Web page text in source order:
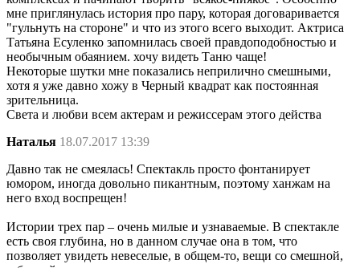
мне приглянулась история про пару, которая договаривается
"гульнуть на стороне" и что из этого всего выходит. Актриса
Татьяна Есуленко запомнилась своей правдоподобностью и
необычным обаянием. хочу видеть Таню чаще!
Некоторые шутки мне показались неприлично смешными,
хотя я уже давно хожу в Черный квадрат как постоянная
зрительница.
Света и любви всем актерам и режиссерам этого действа
Наталья 18.07.2017 13:39
Давно так не смеялась! Спектакль просто фонтанирует
юмором, иногда довольно пикантным, поэтому ханжам на
него вход воспрещен!
Истории трех пар – очень милые и узнаваемые. В спектакле
есть своя глубина, но в данном случае она в том, что
позволяет увидеть невеселые, в общем-то, вещи со смешной,